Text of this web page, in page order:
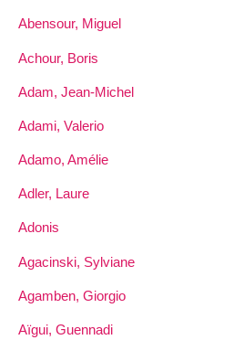
Abensour, Miguel
Achour, Boris
Adam, Jean-Michel
Adami, Valerio
Adamo, Amélie
Adler, Laure
Adonis
Agacinski, Sylviane
Agamben, Giorgio
Aïgui, Guennadi